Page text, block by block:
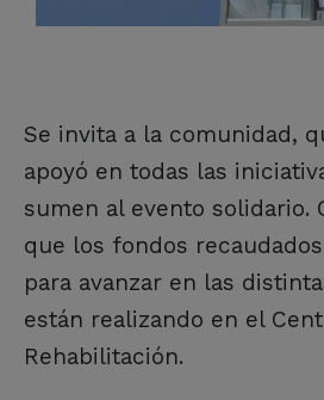
Se invita a la comunidad,
apoyó en todas las
sumen al evento solidario.
que los fondos
para avanzar en las
están realizando en el
Rehabilitación.